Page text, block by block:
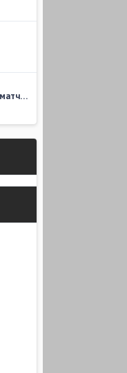
Чемпионат Англии 2018-19. 30-й тур. Match Of The Day. Обзор матчей воскресенья